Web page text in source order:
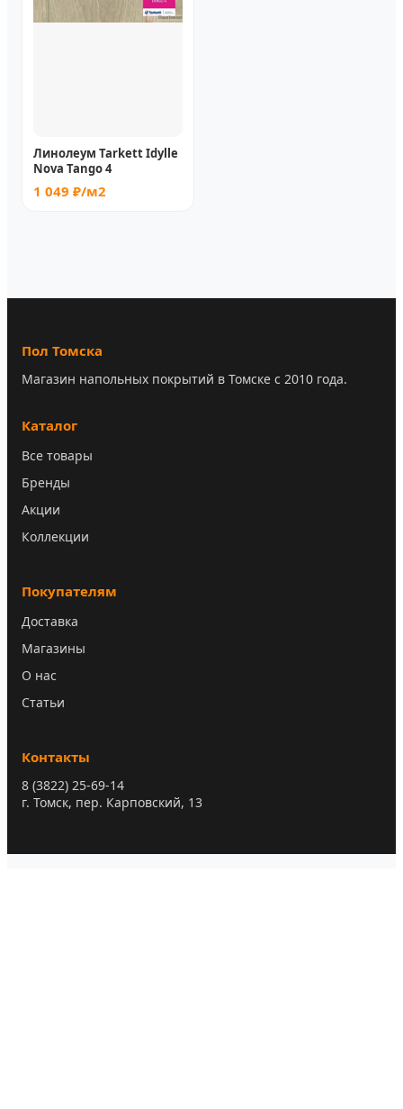
Линолеум Tarkett Idylle
Nova Tango 4
1 049 ₽/м2
Пол Томска
Магазин напольных покрытий в Томске с 2010 года.
Каталог
Все товары
Бренды
Акции
Коллекции
Покупателям
Доставка
Магазины
О нас
Статьи
Контакты
8 (3822) 25-69-14
г. Томск, пер. Карповский, 13